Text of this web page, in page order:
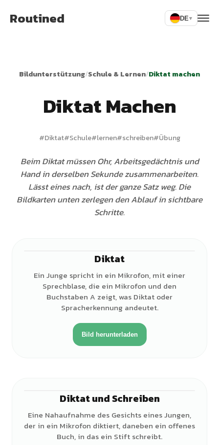
Routined DE▾
Bildunterstützung/Schule & Lernen/Diktat machen
Diktat Machen
#Diktat#Schule#lernen#schreiben#Übung
Beim Diktat müssen Ohr, Arbeitsgedächtnis und
Hand in derselben Sekunde zusammenarbeiten.
Lässt eines nach, ist der ganze Satz weg. Die
Bildkarten unten zerlegen den Ablauf in sichtbare
Schritte.
Diktat
Ein Junge spricht in ein Mikrofon, mit einer
Sprechblase, die ein Mikrofon und den
Buchstaben A zeigt, was Diktat oder
Spracherkennung andeutet.
Bild herunterladen
Diktat und Schreiben
Eine Nahaufnahme des Gesichts eines Jungen,
der in ein Mikrofon diktiert, daneben ein offenes
Buch, in das ein Stift schreibt.